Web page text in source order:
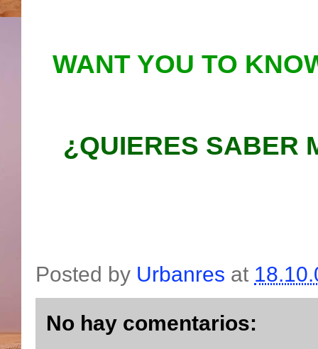
WANT YOU TO
¿QUIERES SABER
Posted by Urbanres at
No hay comentarios: